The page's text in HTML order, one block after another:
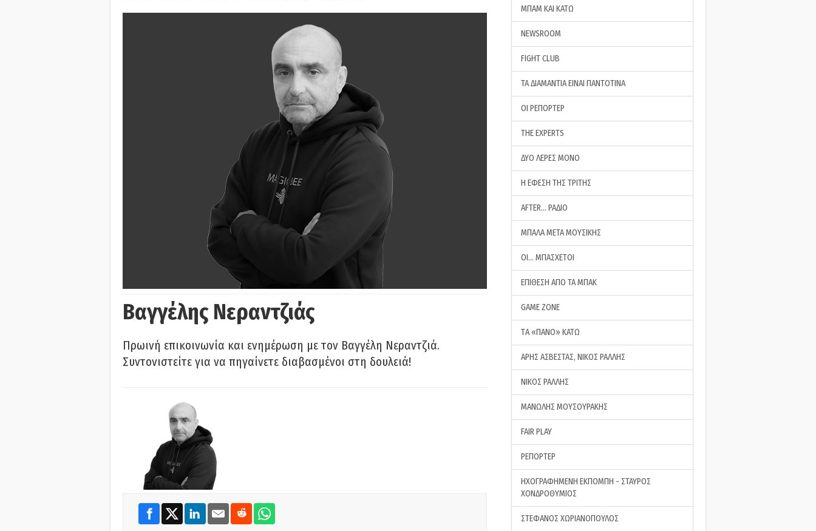
Βαγγέλης Νεραντζιάς
Πρωινή επικοινωνία και ενημέρωση με τον Βαγγέλη Νεραντζιά.
Συντονιστείτε για να πηγαίνετε διαβασμένοι στη δουλειά!
ΜΠΑΜ ΚΑΙ ΚΑΤΩ
NEWSROOM
FIGHT CLUB
ΤΑ ΔΙΑΜΑΝΤΙΑ ΕΙΝΑΙ ΠΑΝΤΟΤΙΝΑ
ΟΙ ΡΕΠΟΡΤΕΡ
THE EXPERTS
ΔΥΟ ΛΕΡΕΣ ΜΟΝΟ
Η ΕΦΕΣΗ ΤΗΣ ΤΡΙΤΗΣ
AFTER… ΡΑΔΙΟ
ΜΠΑΛΑ ΜΕΤΑ ΜΟΥΣΙΚΗΣ
ΟΙ… ΜΠΑΣΧΕΤΟΙ
ΕΠΙΘΕΣΗ ΑΠΟ ΤΑ ΜΠΑΚ
GAME ZONE
ΤA «ΠΑΝΟ» ΚΑΤΩ
ΑΡΗΣ ΑΣΒΕΣΤΑΣ, ΝΙΚΟΣ ΡΑΛΛΗΣ
ΝΙΚΟΣ ΡΑΛΛΗΣ
ΜΑΝΩΛΗΣ ΜΟΥΣΟΥΡΑΚΗΣ
FAIR PLAY
ΡΕΠΟΡΤΕΡ
ΗΧΟΓΡΑΦΗΜΕΝΗ ΕΚΠΟΜΠΗ - ΣΤΑΥΡΟΣ
ΧΟΝΔΡΟΘΥΜΙΟΣ
ΣΤΕΦΑΝΟΣ ΧΩΡΙΑΝΟΠΟΥΛΟΣ